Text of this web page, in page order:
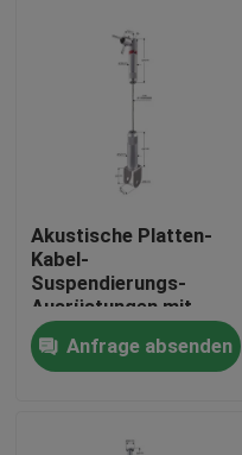
Haus
Produkte
Akustische Platten-
Kabel-
Suspendierungs-
Ausrüstungen mit
einer 15*14mm
Größenklammer
YW86484
Anfrage absenden